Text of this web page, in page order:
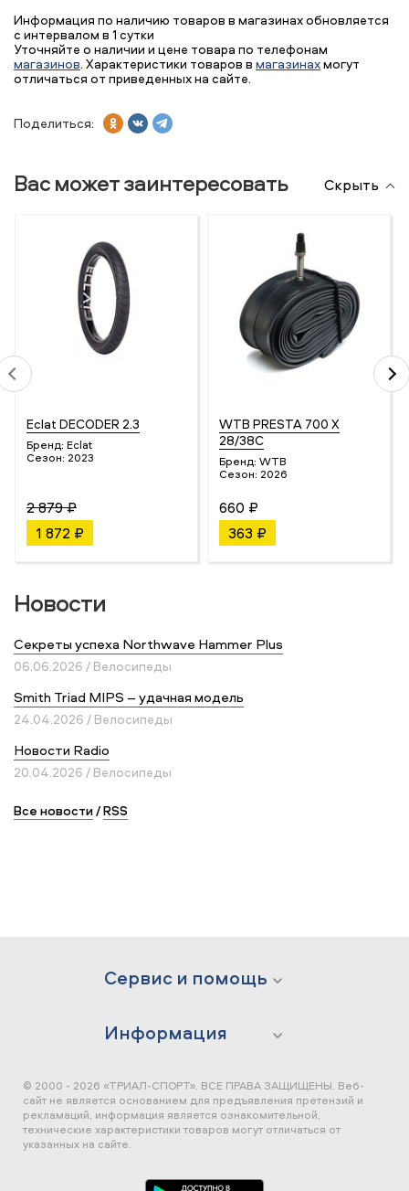
Информация по наличию товаров в магазинах обновляется
с интервалом в 1 сутки
Уточняйте о наличии и цене товара по телефонам
магазинов. Характеристики товаров в магазинахмогут
отличаться от приведенных на сайте.
Поделиться:
Вас может заинтересовать Скрыть
Eclat DECODER 2.3
Бренд: Eclat
Сезон: 2023
2 879 ₽
1 872 ₽
WTB PRESTA 700 X
28/38C
Бренд: WTB
Сезон: 2026
660 ₽
363 ₽
Новости
Секреты успеха Northwave Hammer Plus
06.06.2026 / Велосипеды
Smith Triad MIPS – удачная модель
24.04.2026 / Велосипеды
Новости Radio
20.04.2026 / Велосипеды
Все новости/RSS
Сервис и помощь
Информация
© 2000 - 2026 «ТРИАЛ-СПОРТ». ВСЕ ПРАВА ЗАЩИЩЕНЫ. Веб-
сайт не является основанием для предъявления претензий и
рекламаций, информация является ознакомительной,
технические характеристики товаров могут отличаться от
указанных на сайте.